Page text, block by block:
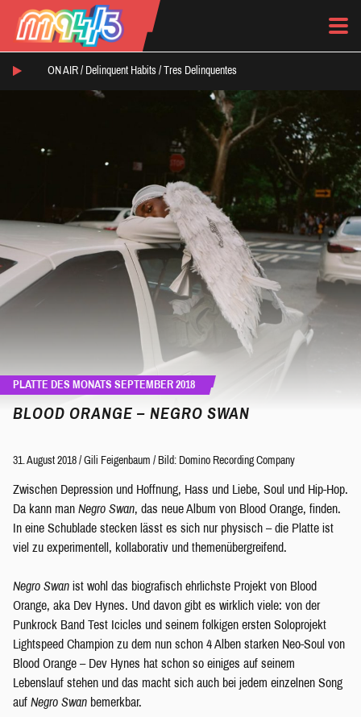
ON AIR / Delinquent Habits / Tres Delinquentes
PLATTE DES MONATS SEPTEMBER 2018
BLOOD ORANGE – NEGRO SWAN
31. August 2018 / Gili Feigenbaum / Bild: Domino Recording Company
Zwischen Depression und Hoffnung, Hass und Liebe, Soul und Hip-Hop.
Da kann man Negro Swan, das neue Album von Blood Orange, finden.
In eine Schublade stecken lässt es sich nur physisch – die Platte ist
viel zu experimentell, kollaborativ und themenübergreifend.
Negro Swan ist wohl das biografisch ehrlichste Projekt von Blood
Orange, aka Dev Hynes. Und davon gibt es wirklich viele: von der
Punkrock Band Test Icicles und seinem folkigen ersten Soloprojekt
Lightspeed Champion zu dem nun schon 4 Alben starken Neo-Soul von
Blood Orange – Dev Hynes hat schon so einiges auf seinem
Lebenslauf stehen und das macht sich auch bei jedem einzelnen Song
auf Negro Swan bemerkbar.